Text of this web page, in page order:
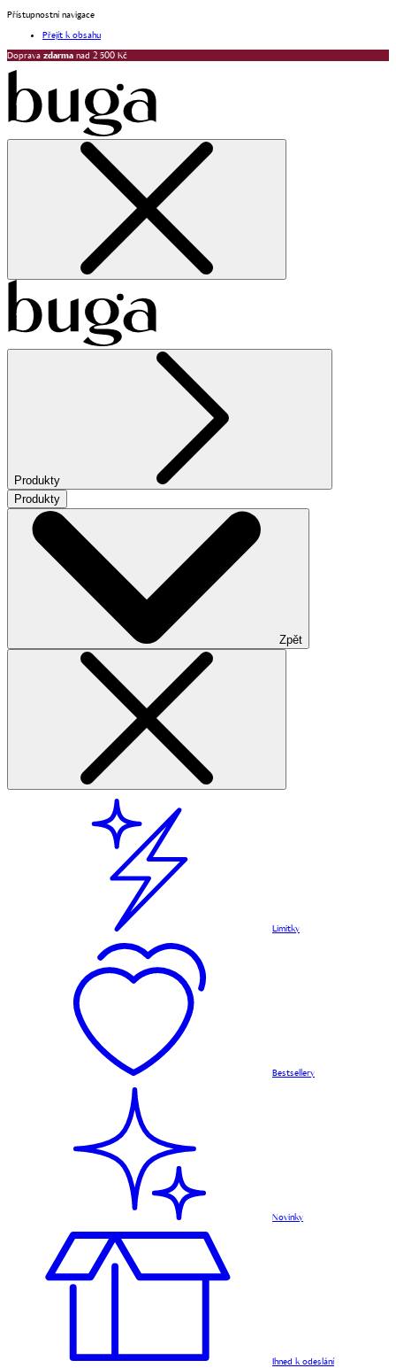
Přístupnostní navigace
Přejít k obsahu
Doprava zdarma nad 2 500 Kč
Produkty
Produkty
Zpět
Limitky
Bestsellery
Novinky
Ihned k odeslání